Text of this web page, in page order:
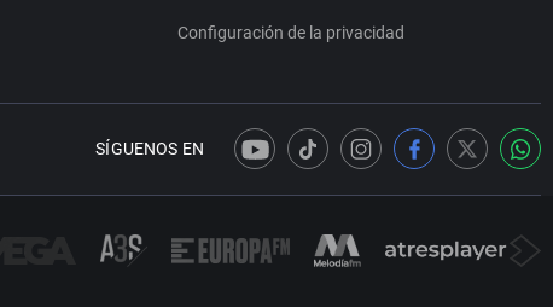
Configuración de la privacidad
SÍGUENOS EN